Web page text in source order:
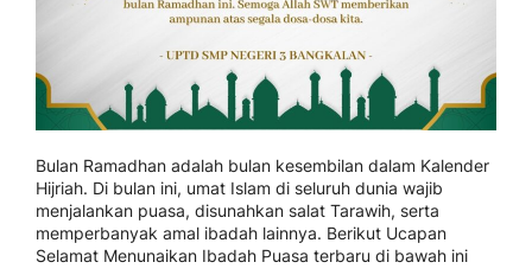
Bulan Ramadhan adalah bulan kesembilan dalam Kalender
Hijriah. Di bulan ini, umat Islam di seluruh dunia wajib
menjalankan puasa, disunahkan salat Tarawih, serta
memperbanyak amal ibadah lainnya. Berikut Ucapan
Selamat Menunaikan Ibadah Puasa terbaru di bawah ini